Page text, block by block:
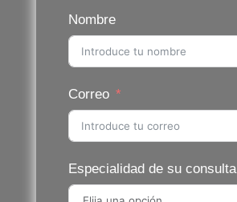
Nombre
Correo
Especialidad de su consulta